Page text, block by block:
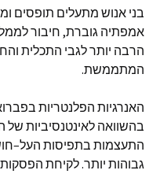
בני אנוש מתעלים תופסים
אמפתיה גוברת, חיבור
הרבה יותר לגבי התכלית
המתממשת.
האנרגיות הפלנטריות
בהשוואה לאינטנסיביות של
התעצמות בתפיסות העל–
גבוהות יותר.לקיחת הפסקות